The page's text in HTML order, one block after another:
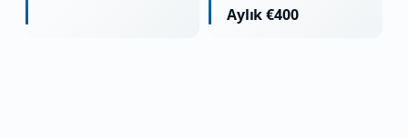
Aylık €400